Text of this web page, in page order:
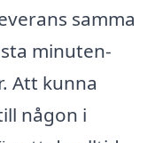
samma
minuten-
Att kunna
någon i